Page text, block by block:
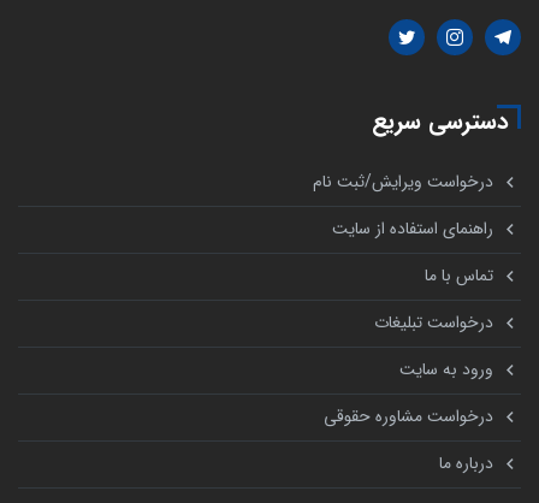
دسترسی سریع
درخواست ویرایش/ثبت نام
راهنمای استفاده از سایت
تماس با ما
درخواست تبلیغات
ورود به سایت
درخواست مشاوره حقوقی
درباره ما